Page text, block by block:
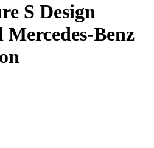
S Design
Mercedes-Benz